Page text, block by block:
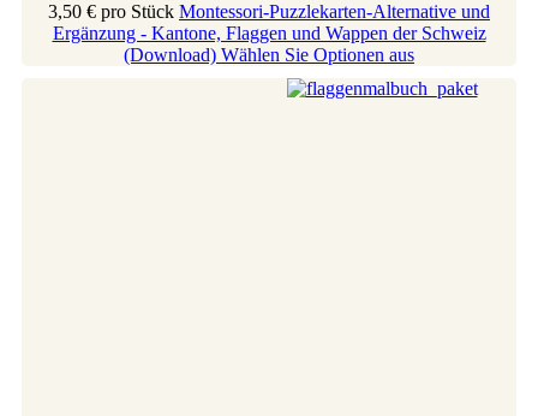
3,50 € pro Stück Montessori-Puzzlekarten-Alternative und
Ergänzung - Kantone, Flaggen und Wappen der Schweiz
(Download) Wählen Sie Optionen aus